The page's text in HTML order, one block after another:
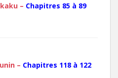
– Chapitres 85 à 89
– Chapitres 118 à 122